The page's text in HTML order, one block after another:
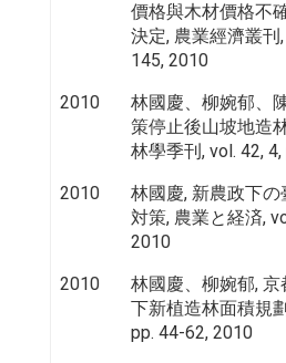
價格與木材價格不
決定, 農業經濟叢刊
145, 2010
2010
林國慶、柳婉郁、
策停止後山坡地造
林學季刊, vol. 42,
2010
林國慶, 新農政下
対策, 農業と経済,
2010
2010
林國慶、柳婉郁,
下新植造林面積規
pp. 44-62, 2010